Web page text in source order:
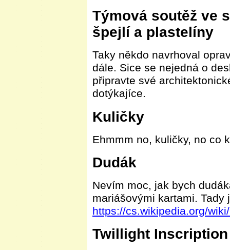
Týmová soutěž ve
špejlí a plastelíny
Taky někdo navrhoval
dále. Sice se nejedná o
připravte své
dotýkajíce.
Kuličky
Ehmmm no, kuličky, no co
Dudák
Nevím moc, jak bych
mariášovými kartami. Tady
https://cs.wikipedia.org/
Twillight Inscription